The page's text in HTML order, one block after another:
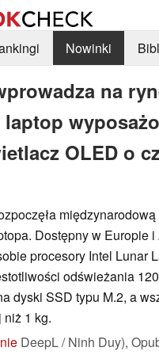
Nowinki
na
OLED o
Dostępny w Europie
procesory Intel Lunar
odświeżania
dyski SSD typu M.2, a
1 kg.
DeepL / Ninh Duy),